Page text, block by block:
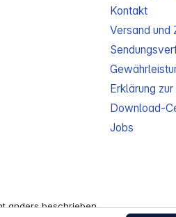
Kontakt
Versand und
Erklärung
Download-
Jobs
anders beschrieben